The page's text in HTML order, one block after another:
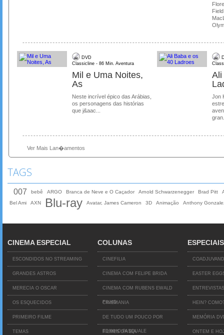
DVD
Classicline - 86 Min. Aventura
Mil e Uma Noites,
As
Neste incrível épico das Arábias,
os personagens das histórias
que j&aac...
Ali
Jon
Ver Mais Lan�amentos
TAGS
007 bebê ARGO Branca de Neve e O Caçador Arnold Schwarzenegger Brad Pitt
Bel Ami
AXN Blu-ray Avatar, James Cameron 3D Animação Anthony
CINEMA ESPECIAL
ESCONDIDOS NO STREAMING
GRANDES ASTROS
MERECIA O OSCAR
OS ESQUECIDOS
PRIMEIRO FILME
TEMAS
COLUNAS
CINEFILIA
CINEMA COM FELIPE BRIDA
CINEMA COM RUBENS EWALD
FILHO
CINEMANIA
DE TUDO UM POUCO POR
EDINHO PASQUALE
FILMES DA BIA
ESPECIAIS
EASTER
ENTREVISTAS
HEIN?
MEMÓRIA
ONTEM E